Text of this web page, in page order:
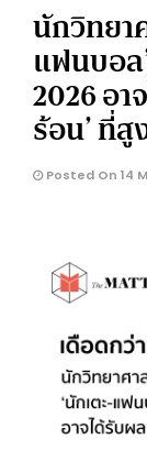
นักวิทยา
แฟนบอล
2026 อา
ร้อน’ ที่สู
Posted On 14